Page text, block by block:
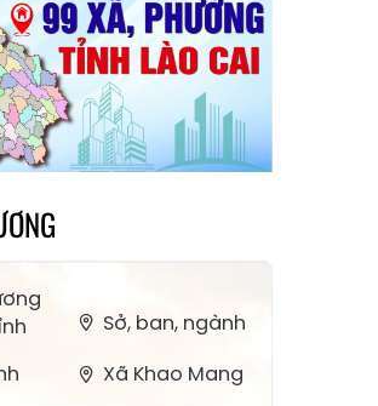
Sở, ban, ngành
Xã Khao Mang